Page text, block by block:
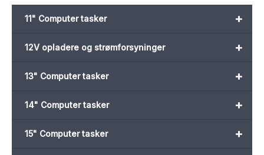
+
11" Computer tasker
+
12V opladere og strømforsyninger
+
13" Computer tasker
+
14" Computer tasker
+
15" Computer tasker